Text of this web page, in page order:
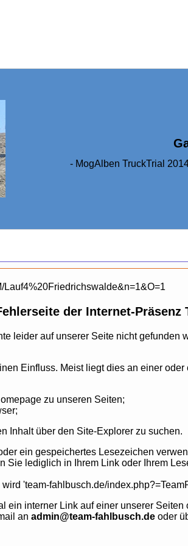
- MogAlben TruckTrial
der Internet-Präsenz
leider auf unserer Seite nicht
Einfluss. Meist liegt dies an einer oder
zu unseren Seiten;
Inhalt über den Site-Explorer zu suchen.
ein gespeichertes Lesezeichen
Sie lediglich in Ihrem Link oder Ihrem
'team-fahlbusch.de/
interner Link auf einer unserer
an admin@team-fahlbusch.de oder